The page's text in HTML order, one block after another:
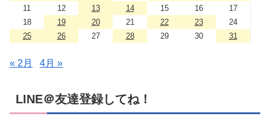
11
12 13 14 15 16
17
18
19 20 21 22 23
24
25
26 27 28 29 30 31
« 2月 4月 »
LINE＠友達登録してね！